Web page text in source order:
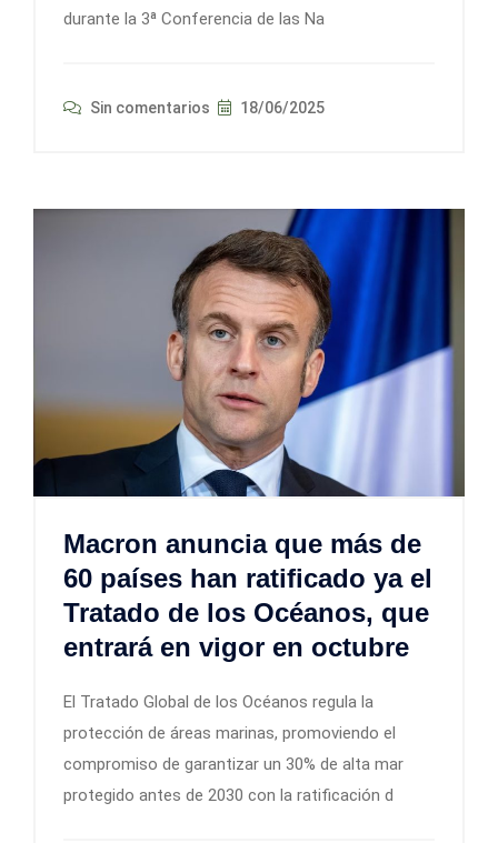
durante la 3ª Conferencia de las Na
Sin comentarios 18/06/2025
Macron anuncia que más de
60 países han ratificado ya el
Tratado de los Océanos, que
entrará en vigor en octubre
El Tratado Global de los Océanos regula la
protección de áreas marinas, promoviendo el
compromiso de garantizar un 30% de alta mar
protegido antes de 2030 con la ratificación d